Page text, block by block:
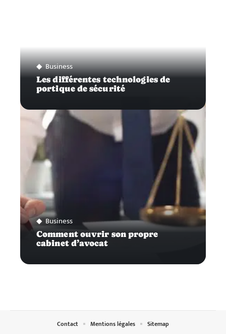
Business
Les différentes technologies de
portique de sécurité
Business
Comment ouvrir son propre
cabinet d’avocat
Contact Mentions légales Sitemap